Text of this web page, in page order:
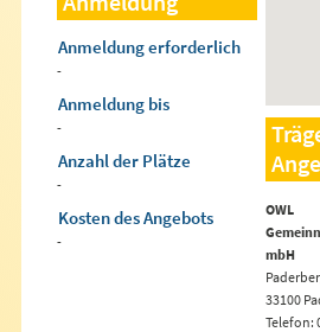
Anmeldung erforderlich
-
Anmeldung bis
-
Anzahl der Plätze
-
Kosten des Angebots
-
OWL
mbH
33100
Telefon: